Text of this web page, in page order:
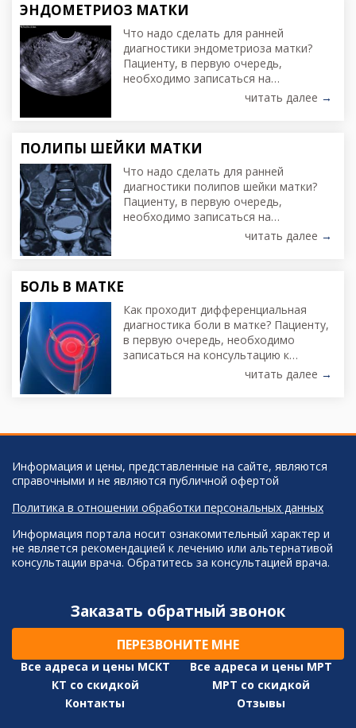
ЭНДОМЕТРИОЗ МАТКИ
Что надо сделать для ранней
диагностики эндометриоза матки?
Пациенту, в первую очередь,
необходимо записаться на
консультацию к гинекологу и сделать
УЗИ органов малого таза у женщин.
читать далее →
ПОЛИПЫ ШЕЙКИ МАТКИ
Что надо сделать для ранней
диагностики полипов шейки матки?
Пациенту, в первую очередь,
необходимо записаться на
консультацию к гинекологу и сделать
Кольпоскопию Биопсию шейки матки.
читать далее →
БОЛЬ В МАТКЕ
Как проходит дифференциальная
диагностика боли в матке? Пациенту,
в первую очередь, необходимо
записаться на консультацию к
гинекологу. После первичного
приема врач может назначить
исследования (анализы ЗПП, мазки,
читать далее →
Информация и цены, представленные на сайте, являются
справочными и не являются публичной офертой
Политика в отношении обработки персональных данных
Информация портала носит ознакомительный характер и
не является рекомендацией к лечению или альтернативой
консультации врача. Обратитесь за консультацией врача.
Заказать обратный звонок
ПЕРЕЗВОНИТЕ МНЕ
Все адреса и цены МСКТ
Все адреса и цены МРТ
КТ со скидкой
МРТ со скидкой
Контакты
Отзывы